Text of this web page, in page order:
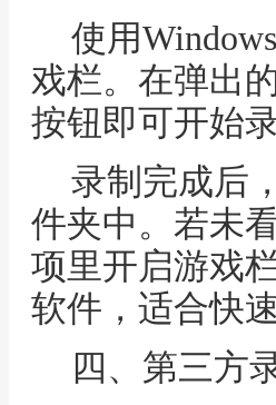
使用
戏栏。在弹出
按钮即可开始录
录制完成后
件夹中。若未
项里开启游戏
软件，适合快
四、第三方